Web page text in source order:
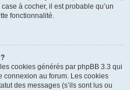
à cocher, il est probable qu’un
fonctionnalité.
cookies générés par phpBB 3.3 qui
connexion au forum. Les cookies
des messages (s’ils sont lus ou